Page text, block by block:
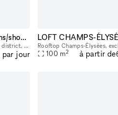
Beautiful space for exhibitions/showroom in Paris near Matignon - Champs Elysées
Located in the Matignon-Saint Honoré district, just a stone's throw from Place Beauvau, Avenue Matignon, the Elysées and the Hôtel Bristol, this space is available for temporary rental to organise yo
par jour
LOFT CHAMPS-
100 m2 à partir de